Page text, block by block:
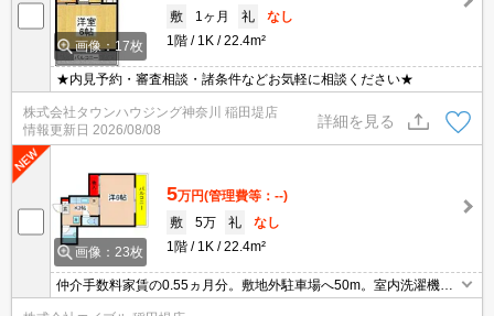
画像：17枚
敷
1ヶ月 礼
なし
1階
1K 22.4m²
★内見予約・審査相談・諸条件などお気軽に相談ください★
株式会社タウンハウジング神奈川 稲田堤店
情報更新日 2026/08/08
詳細を見る
画像：23枚
5万円(管理費等：--)
敷
5万 礼
なし
1階
1K 22.4m²
仲介手数料家賃の0.55ヵ月分。敷地外駐車場へ50m。室内洗濯機置